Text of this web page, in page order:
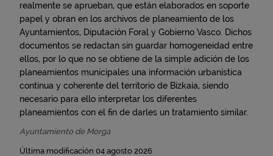
realmente se aprueban, que están elaborados en soporte
papel y obran en los archivos de planeamiento de los
Ayuntamientos, Diputación Foral y Gobierno Vasco. Dichos
documentos se redactan sin guardar homogeneidad entre
ellos, por lo que no se obtiene de la simple adición de los
planeamientos municipales una información urbanística
continua y coherente del territorio de Bizkaia, siendo
necesario para ello interpretar los diferentes
planeamientos con el fin de darles un tratamiento similar.
Ayuntamiento de Morga
Última modificación 04 agosto 2026